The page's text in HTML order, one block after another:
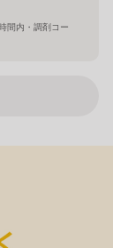
間内・調剤コー